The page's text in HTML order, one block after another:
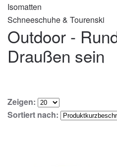
Isomatten
Schneeschuhe & Tourenski
Outdoor -
Draußen sein
Zeigen:
Sortiert nach: